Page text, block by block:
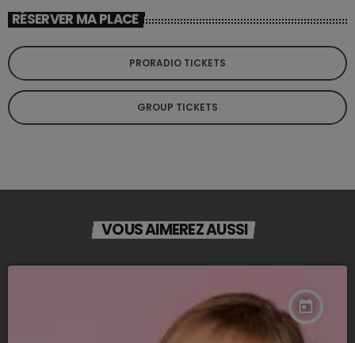
RÉSERVER MA PLACE
PRORADIO TICKETS
GROUP TICKETS
VOUS AIMEREZ AUSSI
today